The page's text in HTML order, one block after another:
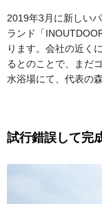
2019年3月に新しい
ランド「
ります。会社の近く
るとのことで、まだ
水浴場にて、代表の
試行錯誤して完